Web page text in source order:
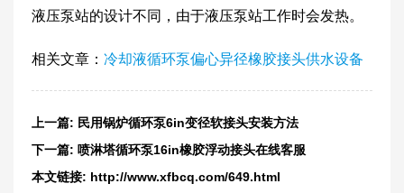
液压泵站的设计不同，由于液压泵站工作时会发热。
相关文章： 冷却液循环泵偏心异径橡胶接头供水设备
上一篇: 民用锅炉循环泵6in变径软接头安装方法
下一篇: 喷淋塔循环泵16in橡胶浮动接头在线客服
本文链接: http://www.xfbcq.com/649.html